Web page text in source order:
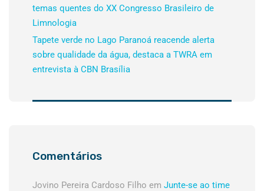
temas quentes do XX Congresso Brasileiro de
Limnologia
Tapete verde no Lago Paranoá reacende alerta
sobre qualidade da água, destaca a TWRA em
entrevista à CBN Brasília
Comentários
Jovino Pereira Cardoso Filho em Junte-se ao time